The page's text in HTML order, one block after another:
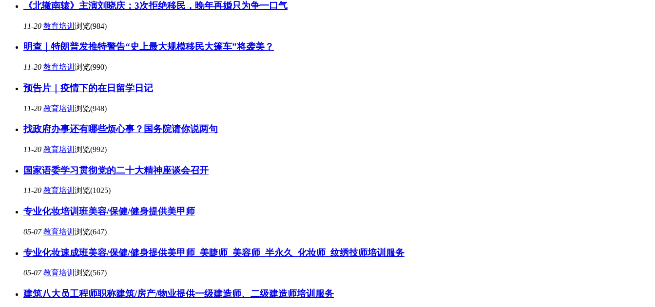
《北辙南辕》主演刘晓庆：3次拒绝移民，晚年再婚只为争一口气
11-20 教育培训 浏览(984)
明查｜特朗普发推特警告“史上最大规模移民大篷车”将袭美？
11-20 教育培训 浏览(990)
预告片｜疫情下的在日留学日记
11-20 教育培训 浏览(948)
找政府办事还有哪些烦心事？国务院请你说两句
11-20 教育培训 浏览(992)
国家语委学习贯彻党的二十大精神座谈会召开
11-20 教育培训 浏览(1025)
专业化妆培训班美容/保健/健身提供美甲师
05-07 教育培训 浏览(647)
专业化妆速成班美容/保健/健身提供美甲师_美睫师_美容师_半永久_化妆师_纹绣技师培训服务
05-07 教育培训 浏览(567)
建筑八大员工程师职称建筑/房产/物业提供一级建造师、二级建造师培训服务